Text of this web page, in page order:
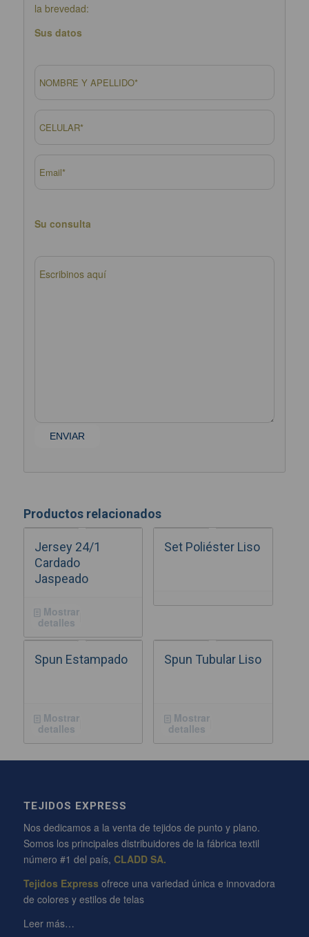
la brevedad:
Sus datos
Su consulta
Productos relacionados
Jersey 24/1
Cardado
Jaspeado
Mostrar
detalles
Set Poliéster Liso
Spun Estampado
Mostrar
detalles
Spun Tubular Liso
Mostrar
detalles
TEJIDOS EXPRESS
Nos dedicamos a la venta de tejidos de punto y plano.
Somos los principales distribuidores de la fábrica textil
número #1 del país, CLADD SA.
Tejidos Express ofrece una variedad única e innovadora
de colores y estilos de telas
Leer más…